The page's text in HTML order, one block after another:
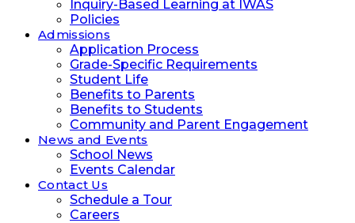
Inquiry-Based Learning at IWAS
Policies
Admissions
Application Process
Grade-Specific Requirements
Student Life
Benefits to Parents
Benefits to Students
Community and Parent Engagement
News and Events
School News
Events Calendar
Contact Us
Schedule a Tour
Careers